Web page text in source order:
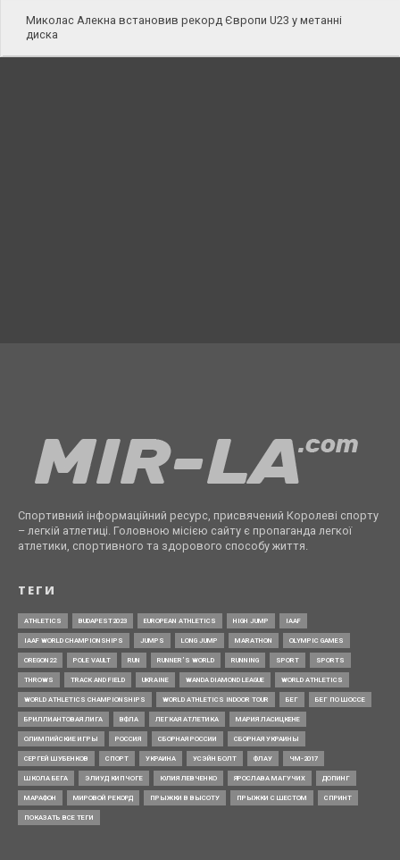
Миколас Алекна встановив рекорд Європи U23 у метанні
диска
Спортивний інформаційний ресурс, присвячений Королеві спорту
– легкій атлетиці. Головною місією сайту є пропаганда легкої
атлетики, спортивного та здорового способу життя.
ТЕГИ
ATHLETICS BUDAPEST2023 EUROPEAN ATHLETICS HIGH JUMP IAAF
IAAF WORLD CHAMPIONSHIPS JUMPS LONG JUMP MARATHON OLYMPIC GAMES
OREGON22 POLE VAULT RUN RUNNER’S WORLD RUNNING SPORT SPORTS
THROWS TRACK AND FIELD UKRAINE WANDA DIAMOND LEAGUE WORLD ATHLETICS
WORLD ATHLETICS CHAMPIONSHIPS WORLD ATHLETICS INDOOR TOUR БЕГ БЕГ ПО ШОССЕ
БРИЛЛИАНТОВАЯ ЛИГА ВФЛА ЛЕГКАЯ АТЛЕТИКА МАРИЯ ЛАСИЦКЕНЕ
ОЛИМПИЙСКИЕ ИГРЫ РОССИЯ СБОРНАЯ РОССИИ СБОРНАЯ УКРАИНЫ
СЕРГЕЙ ШУБЕНКОВ СПОРТ УКРАИНА УСЭЙН БОЛТ ФЛАУ ЧМ-2017
ШКОЛА БЕГА ЭЛИУД КИПЧОГЕ ЮЛИЯ ЛЕВЧЕНКО ЯРОСЛАВА МАГУЧИХ ДОПИНГ
МАРАФОН МИРОВОЙ РЕКОРД ПРЫЖКИ В ВЫСОТУ ПРЫЖКИ С ШЕСТОМ СПРИНТ
ПОКАЗАТЬ ВСЕ ТЕГИ